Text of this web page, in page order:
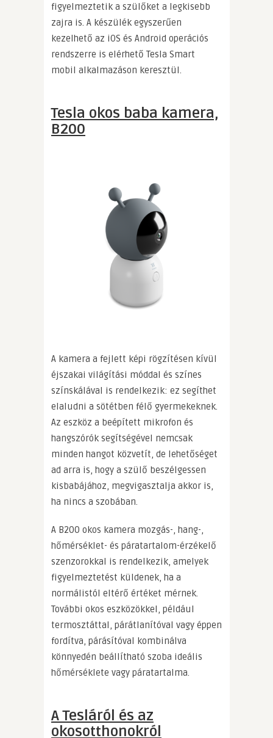
figyelmeztetik a szülőket a legkisebb
zajra is. A készülék egyszerűen
kezelhető az iOS és Android operációs
rendszerre is elérhető Tesla Smart
mobil alkalmazáson keresztül.
Tesla okos baba kamera,
B200
A kamera a fejlett képi rögzítésen kívül
éjszakai világítási móddal és színes
színskálával is rendelkezik: ez segíthet
elaludni a sötétben félő gyermekeknek.
Az eszköz a beépített mikrofon és
hangszórók segítségével nemcsak
minden hangot közvetít, de lehetőséget
ad arra is, hogy a szülő beszélgessen
kisbabájához, megvigasztalja akkor is,
ha nincs a szobában.
A B200 okos kamera mozgás-, hang-,
hőmérséklet- és páratartalom-érzékelő
szenzorokkal is rendelkezik, amelyek
figyelmeztetést küldenek, ha a
normálistól eltérő értéket mérnek.
További okos eszközökkel, például
termosztáttal, párátlanítóval vagy éppen
fordítva, párásítóval kombinálva
könnyedén beállítható szoba ideális
hőmérséklete vagy páratartalma.
A Tesláról és az
okosotthonokról